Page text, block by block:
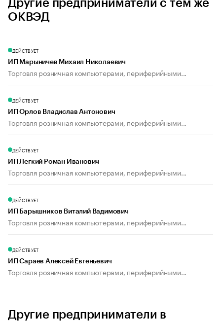
Другие предприниматели с тем же
ОКВЭД
ДЕЙСТВУЕТ
ИП Марыничев Михаил Николаевич
Торговля розничная компьютерами, периферийными...
ДЕЙСТВУЕТ
ИП Орлов Владислав Антонович
Торговля розничная компьютерами, периферийными...
ДЕЙСТВУЕТ
ИП Легкий Роман Иванович
Торговля розничная компьютерами, периферийными...
ДЕЙСТВУЕТ
ИП Барышников Виталий Вадимович
Торговля розничная компьютерами, периферийными...
ДЕЙСТВУЕТ
ИП Сараев Алексей Евгеньевич
Торговля розничная компьютерами, периферийными...
Другие предприниматели в